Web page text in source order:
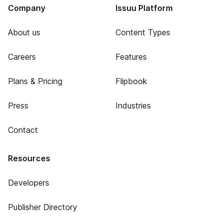
Company
About us
Careers
Plans & Pricing
Press
Contact
Issuu Platform
Content Types
Features
Flipbook
Industries
Resources
Developers
Publisher Directory